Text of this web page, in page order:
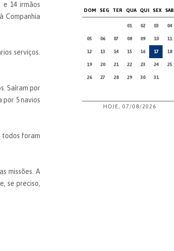
DOM SEG TER QUA QUI SEX SAB
01 02 03 04
05 06 07 08 09 10 11
12 13 14 15 16 17 18
19 20 21 22 23 24 25
26 27 28 29 30 31
HOJE, 07/08/2026
e 14 irmãos
Companhia
serviços.
Saíram por
por 5 navios
todos foram
missões. A
se preciso,